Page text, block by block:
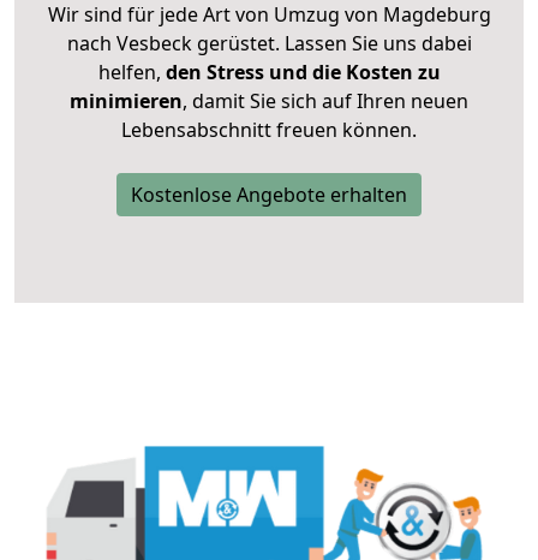
Wir sind für jede Art von Umzug von Magdeburg
nach Vesbeck gerüstet. Lassen Sie uns dabei
helfen, den Stress und die Kosten zu
minimieren, damit Sie sich auf Ihren neuen
Lebensabschnitt freuen können.
Kostenlose Angebote erhalten